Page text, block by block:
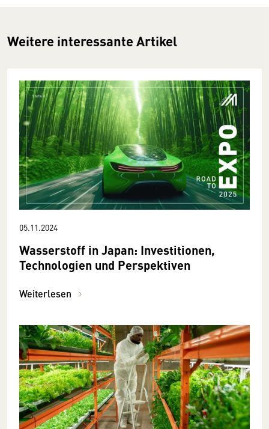
Weitere interessante Artikel
05.11.2024
Wasserstoff in Japan: Investitionen,
Technologien und Perspektiven
Weiterlesen